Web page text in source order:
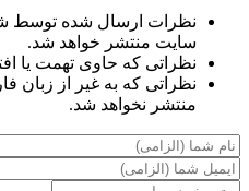
نظرات ارسال شده توسط
سایت منتشر خواهد شد.
نظراتی که حاوی تهمت یا
نظراتی که به غیر از زبان
منتشر نخواهد شد.